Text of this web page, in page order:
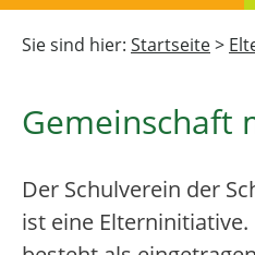
Sie sind hier: Startseite>
Gemeinschaft
Der Schulverein der
ist eine Elterninitiative.